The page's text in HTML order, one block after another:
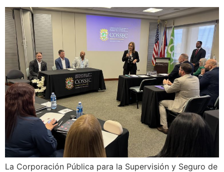
La Corporación Pública para la Supervisión y Seguro de